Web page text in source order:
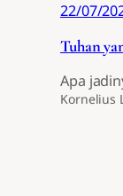
22/07/
Tuhan
Apa
Kornelius